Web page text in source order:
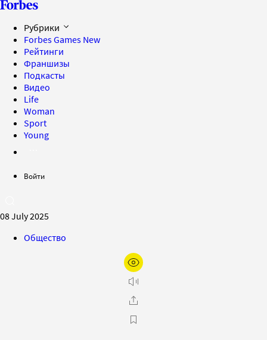
Рубрики
Forbes Games New
Рейтинги
Франшизы
Подкасты
Видео
Life
Woman
Sport
Young
Войти
08 July 2025
Общество